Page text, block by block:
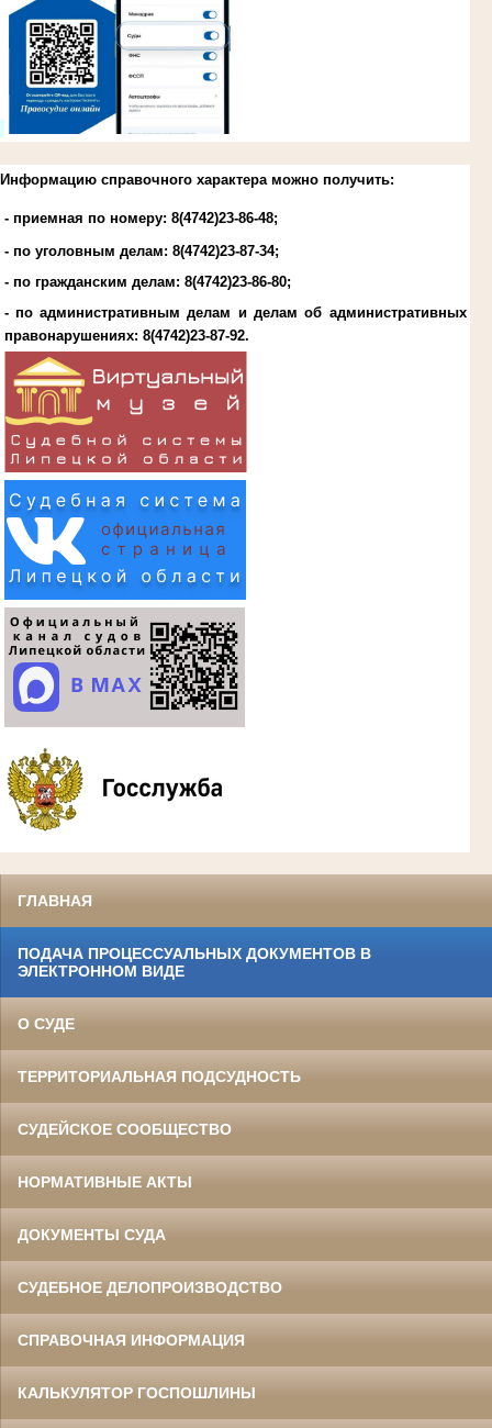
Информацию справочного характера можно получить:
- приемная по номеру: 8(4742)23-86-48;
- по уголовным делам: 8(4742)23-87-34;
- по гражданским делам: 8(4742)23-86-80;
- по административным делам и делам об административных
правонарушениях: 8(4742)23-87-92.
ГЛАВНАЯ
ПОДАЧА ПРОЦЕССУАЛЬНЫХ ДОКУМЕНТОВ В
ЭЛЕКТРОННОМ ВИДЕ
О СУДЕ
ТЕРРИТОРИАЛЬНАЯ ПОДСУДНОСТЬ
СУДЕЙСКОЕ СООБЩЕСТВО
НОРМАТИВНЫЕ АКТЫ
ДОКУМЕНТЫ СУДА
СУДЕБНОЕ ДЕЛОПРОИЗВОДСТВО
СПРАВОЧНАЯ ИНФОРМАЦИЯ
КАЛЬКУЛЯТОР ГОСПОШЛИНЫ